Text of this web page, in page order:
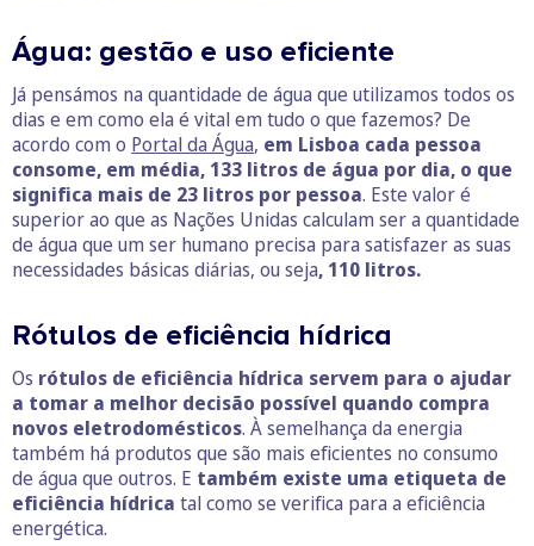
Água: gestão e uso eficiente
Já pensámos na quantidade de água que utilizamos todos os
dias e em como ela é vital em tudo o que fazemos? De
acordo com o Portal da Água, em Lisboa cada pessoa
consome, em média, 133 litros de água por dia, o que
significa mais de 23 litros por pessoa. Este valor é
superior ao que as Nações Unidas calculam ser a quantidade
de água que um ser humano precisa para satisfazer as suas
necessidades básicas diárias, ou seja, 110 litros.
Rótulos de eficiência hídrica
Os rótulos de eficiência hídrica servem para o ajudar
a tomar a melhor decisão possível quando compra
novos eletrodomésticos. À semelhança da energia
também há produtos que são mais eficientes no consumo
de água que outros. E também existe uma etiqueta de
eficiência hídrica tal como se verifica para a eficiência
energética.